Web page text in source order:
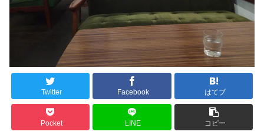
Twitter Facebook はてブ
Pocket LINE コピー